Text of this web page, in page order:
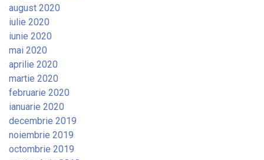
august 2020
iulie 2020
iunie 2020
mai 2020
aprilie 2020
martie 2020
februarie 2020
ianuarie 2020
decembrie 2019
noiembrie 2019
octombrie 2019